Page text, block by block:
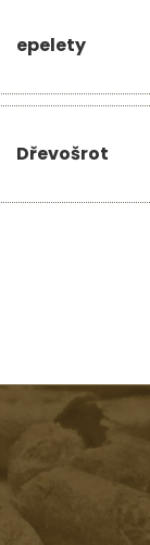
epelety
Dřevošrot